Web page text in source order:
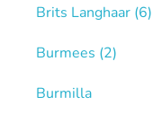
Brits Langhaar (6)
Burmees (2)
Burmilla